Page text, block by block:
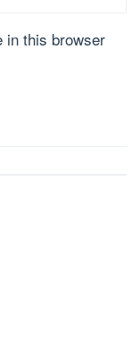
in this browser